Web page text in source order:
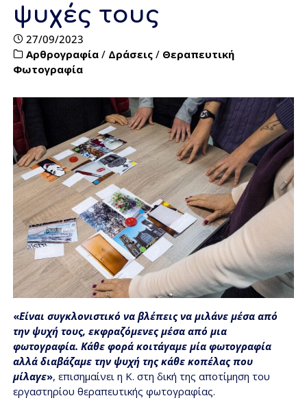
ψυχές τους
27/09/2023
Αρθρογραφία / Δράσεις / Θεραπευτική
Φωτογραφία
«Είναι συγκλονιστικό να βλέπεις να μιλάνε μέσα από
την ψυχή τους, εκφραζόμενες μέσα από μια
φωτογραφία. Κάθε φορά κοιτάγαμε μία φωτογραφία
αλλά διαβάζαμε την ψυχή της κάθε κοπέλας που
μίλαγε», επισημαίνει η Κ. στη δική της αποτίμηση του
εργαστηρίου θεραπευτικής φωτογραφίας.